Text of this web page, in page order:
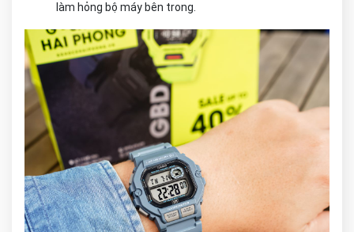
làm hỏng bộ máy bên trong.